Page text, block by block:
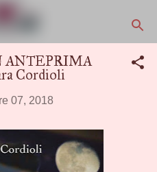
ANTEPRIMA
Cordioli
07, 2018